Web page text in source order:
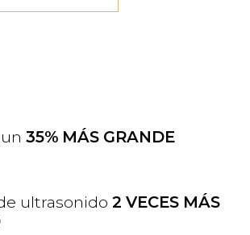
35% MÁS GRANDE
ultrasonido 2 VECES MÁS